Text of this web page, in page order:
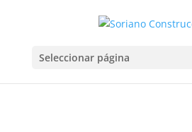
Seleccionar página